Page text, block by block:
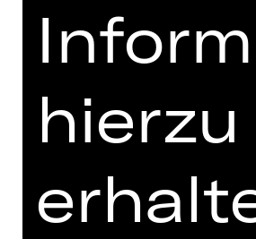
Förderverein
e. V.
hierzu